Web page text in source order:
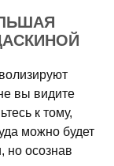
вы видите
к тому,
можно будет
но осознав